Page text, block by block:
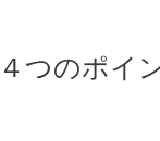
つのポイ